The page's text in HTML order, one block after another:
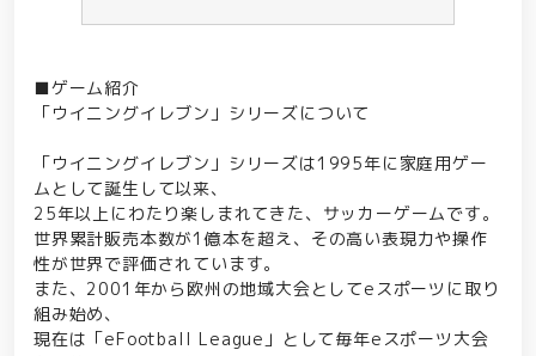
■ゲーム紹介
「ウイニングイレブン」シリーズについて
「ウイニングイレブン」シリーズは1995年に家庭用ゲー
ムとして誕生して以来、
25年以上にわたり楽しまれてきた、サッカーゲームです。
世界累計販売本数が1億本を超え、その高い表現力や操作
性が世界で評価されています。
また、2001年から欧州の地域大会としてeスポーツに取り
組み始め、
現在は「eFootball League」として毎年eスポーツ大会